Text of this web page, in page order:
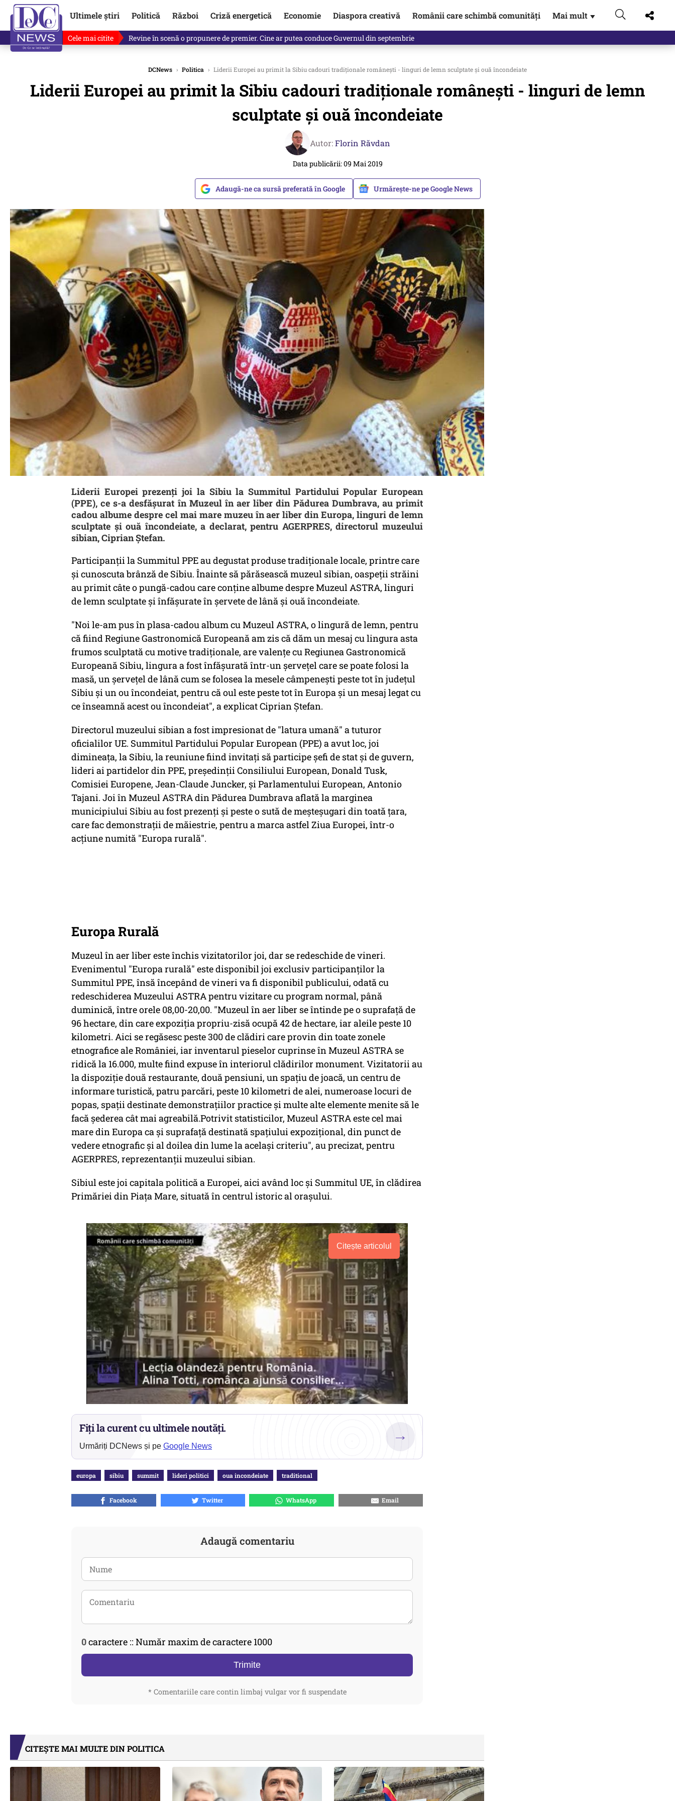
Ultimele știri Politică Război Criză energetică Economie Diaspora creativă Românii care schimbă comunități Mai mult ▼
Cele mai citite Ce se întâmplă cu primul buletin electronic, decizia luată astăzi de Guvern pentru toți românii
DCNews › Politica › Liderii Europei au primit la Sibiu cadouri tradiţionale româneşti - linguri de lemn sculptate şi ouă încondeiate
Liderii Europei au primit la Sibiu cadouri tradiţionale româneşti - linguri de lemn
sculptate şi ouă încondeiate
Autor:Florin Răvdan
Data publicării: 09 Mai 2019
Adaugă-ne ca sursă preferată în Google Urmărește-ne pe Google News
Liderii Europei prezenţi joi la Sibiu la Summitul Partidului Popular European
(PPE), ce s-a desfăşurat în Muzeul în aer liber din Pădurea Dumbrava, au primit
cadou albume despre cel mai mare muzeu în aer liber din Europa, linguri de lemn
sculptate şi ouă încondeiate, a declarat, pentru AGERPRES, directorul muzeului
sibian, Ciprian Ştefan.
Participanţii la Summitul PPE au degustat produse tradiţionale locale, printre care
şi cunoscuta brânză de Sibiu. Înainte să părăsească muzeul sibian, oaspeţii străini
au primit câte o pungă-cadou care conţine albume despre Muzeul ASTRA, linguri
de lemn sculptate şi înfăşurate în şervete de lână şi ouă încondeiate.
"Noi le-am pus în plasa-cadou album cu Muzeul ASTRA, o lingură de lemn, pentru
că fiind Regiune Gastronomică Europeană am zis că dăm un mesaj cu lingura asta
frumos sculptată cu motive tradiţionale, are valenţe cu Regiunea Gastronomică
Europeană Sibiu, lingura a fost înfăşurată într-un şerveţel care se poate folosi la
masă, un şerveţel de lână cum se folosea la mesele câmpeneşti peste tot în judeţul
Sibiu şi un ou încondeiat, pentru că oul este peste tot în Europa şi un mesaj legat cu
ce înseamnă acest ou încondeiat", a explicat Ciprian Ştefan.
Directorul muzeului sibian a fost impresionat de "latura umană" a tuturor
oficialilor UE. Summitul Partidului Popular European (PPE) a avut loc, joi
dimineaţa, la Sibiu, la reuniune fiind invitaţi să participe şefi de stat şi de guvern,
lideri ai partidelor din PPE, preşedinţii Consiliului European, Donald Tusk,
Comisiei Europene, Jean-Claude Juncker, şi Parlamentului European, Antonio
Tajani. Joi în Muzeul ASTRA din Pădurea Dumbrava aflată la marginea
municipiului Sibiu au fost prezenţi şi peste o sută de meşteşugari din toată ţara,
care fac demonstraţii de măiestrie, pentru a marca astfel Ziua Europei, într-o
acţiune numită "Europa rurală".
Europa Rurală
Muzeul în aer liber este închis vizitatorilor joi, dar se redeschide de vineri.
Evenimentul "Europa rurală" este disponibil joi exclusiv participanţilor la
Summitul PPE, însă începând de vineri va fi disponibil publicului, odată cu
redeschiderea Muzeului ASTRA pentru vizitare cu program normal, până
duminică, între orele 08,00-20,00. "Muzeul în aer liber se întinde pe o suprafaţă de
96 hectare, din care expoziţia propriu-zisă ocupă 42 de hectare, iar aleile peste 10
kilometri. Aici se regăsesc peste 300 de clădiri care provin din toate zonele
etnografice ale României, iar inventarul pieselor cuprinse în Muzeul ASTRA se
ridică la 16.000, multe fiind expuse în interiorul clădirilor monument. Vizitatorii au
la dispoziţie două restaurante, două pensiuni, un spaţiu de joacă, un centru de
informare turistică, patru parcări, peste 10 kilometri de alei, numeroase locuri de
popas, spaţii destinate demonstraţiilor practice şi multe alte elemente menite să le
facă şederea cât mai agreabilă.Potrivit statisticilor, Muzeul ASTRA este cel mai
mare din Europa ca şi suprafaţă destinată spaţiului expoziţional, din punct de
vedere etnografic şi al doilea din lume la acelaşi criteriu", au precizat, pentru
AGERPRES, reprezentanţii muzeului sibian.
Sibiul este joi capitala politică a Europei, aici având loc şi Summitul UE, în clădirea
Primăriei din Piaţa Mare, situată în centrul istoric al oraşului.
Citește articolul
Fiți la curent cu ultimele noutăți.
Urmăriți DCNews și pe Google News
→
europa sibiu summit lideri politici oua incondeiate traditional
Facebook Twitter WhatsApp Email
Adaugă comentariu
0caractere :: Număr maxim de caractere 1000
Trimite
* Comentariile care contin limbaj vulgar vor fi suspendate
CITEȘTE MAI MULTE DIN POLITICA